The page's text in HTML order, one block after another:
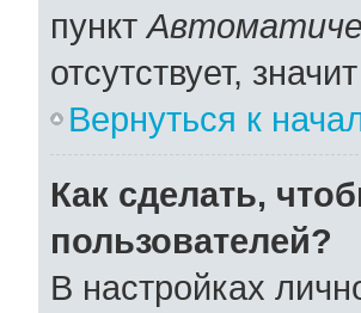
пункт
отсутствует,
Вернуться к
Как сделать,
пользователей?
В настройках